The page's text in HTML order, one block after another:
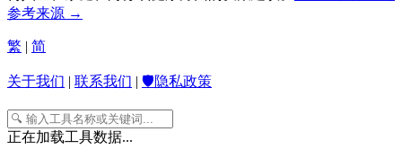
参考来源 →
繁 | 简
关于我们 | 联系我们 | 🛡️隐私政策
正在加载工具数据...